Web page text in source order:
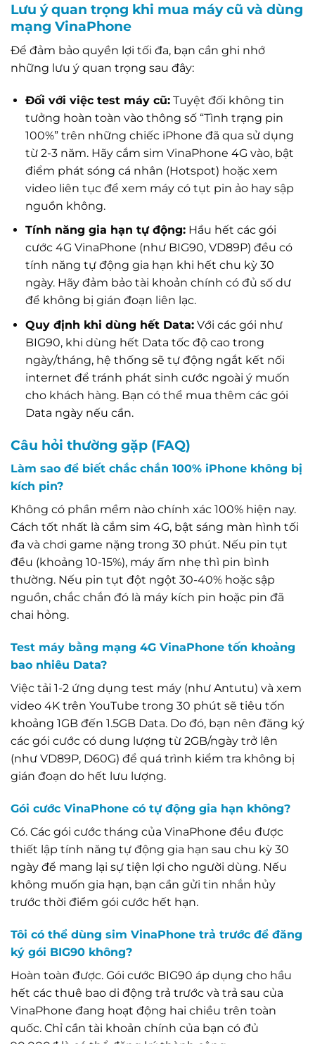
Lưu ý quan trọng khi mua máy cũ và dùng
mạng VinaPhone
Để đảm bảo quyền lợi tối đa, bạn cần ghi nhớ
những lưu ý quan trọng sau đây:
Đối với việc test máy cũ:Tuyệt đối không tin
tưởng hoàn toàn vào thông số “Tình trạng pin
100%” trên những chiếc iPhone đã qua sử dụng
từ 2-3 năm. Hãy cắm sim VinaPhone 4G vào, bật
điểm phát sóng cá nhân (Hotspot) hoặc xem
video liên tục để xem máy có tụt pin ảo hay sập
nguồn không.
Tính năng gia hạn tự động:Hầu hết các gói
cước 4G VinaPhone (như BIG90, VD89P) đều có
tính năng tự động gia hạn khi hết chu kỳ 30
ngày. Hãy đảm bảo tài khoản chính có đủ số dư
để không bị gián đoạn liên lạc.
Quy định khi dùng hết Data:Với các gói như
BIG90, khi dùng hết Data tốc độ cao trong
ngày/tháng, hệ thống sẽ tự động ngắt kết nối
internet để tránh phát sinh cước ngoài ý muốn
cho khách hàng. Bạn có thể mua thêm các gói
Data ngày nếu cần.
Câu hỏi thường gặp (FAQ)
Làm sao để biết chắc chắn 100% iPhone không bị
kích pin?
Không có phần mềm nào chính xác 100% hiện nay.
Cách tốt nhất là cắm sim 4G, bật sáng màn hình tối
đa và chơi game nặng trong 30 phút. Nếu pin tụt
đều (khoảng 10-15%), máy ấm nhẹ thì pin bình
thường. Nếu pin tụt đột ngột 30-40% hoặc sập
nguồn, chắc chắn đó là máy kích pin hoặc pin đã
chai hỏng.
Test máy bằng mạng 4G VinaPhone tốn khoảng
bao nhiêu Data?
Việc tải 1-2 ứng dụng test máy (như Antutu) và xem
video 4K trên YouTube trong 30 phút sẽ tiêu tốn
khoảng 1GB đến 1.5GB Data. Do đó, bạn nên đăng ký
các gói cước có dung lượng từ 2GB/ngày trở lên
(như VD89P, D60G) để quá trình kiểm tra không bị
gián đoạn do hết lưu lượng.
Gói cước VinaPhone có tự động gia hạn không?
Có. Các gói cước tháng của VinaPhone đều được
thiết lập tính năng tự động gia hạn sau chu kỳ 30
ngày để mang lại sự tiện lợi cho người dùng. Nếu
không muốn gia hạn, bạn cần gửi tin nhắn hủy
trước thời điểm gói cước hết hạn.
Tôi có thể dùng sim VinaPhone trả trước để đăng
ký gói BIG90 không?
Hoàn toàn được. Gói cước BIG90 áp dụng cho hầu
hết các thuê bao di động trả trước và trả sau của
VinaPhone đang hoạt động hai chiều trên toàn
quốc. Chỉ cần tài khoản chính của bạn có đủ